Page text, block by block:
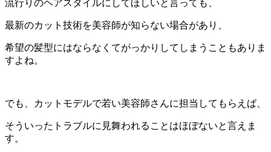
流行りのヘアスタイルにしてほしいと言っても、
最新のカット技術を美容師が知らない場合があり、
希望の髪型にはならなくてがっかりしてしまうこともありま
すよね。
でも、カットモデルで若い美容師さんに担当してもらえば、
そういったトラブルに見舞われることはほぼないと言えま
す。